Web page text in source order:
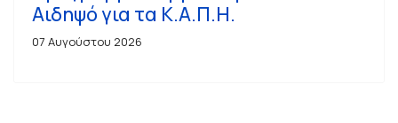
Αιδηψό για τα Κ.Α.Π.Η.
07 Αυγούστου 2026